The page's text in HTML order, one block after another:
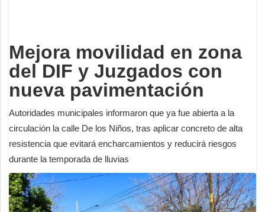
Mejora movilidad en zona
del DIF y Juzgados con
nueva pavimentación
Autoridades municipales informaron que ya fue abierta a la
circulación la calle De los Niños, tras aplicar concreto de alta
resistencia que evitará encharcamientos y reducirá riesgos
durante la temporada de lluvias